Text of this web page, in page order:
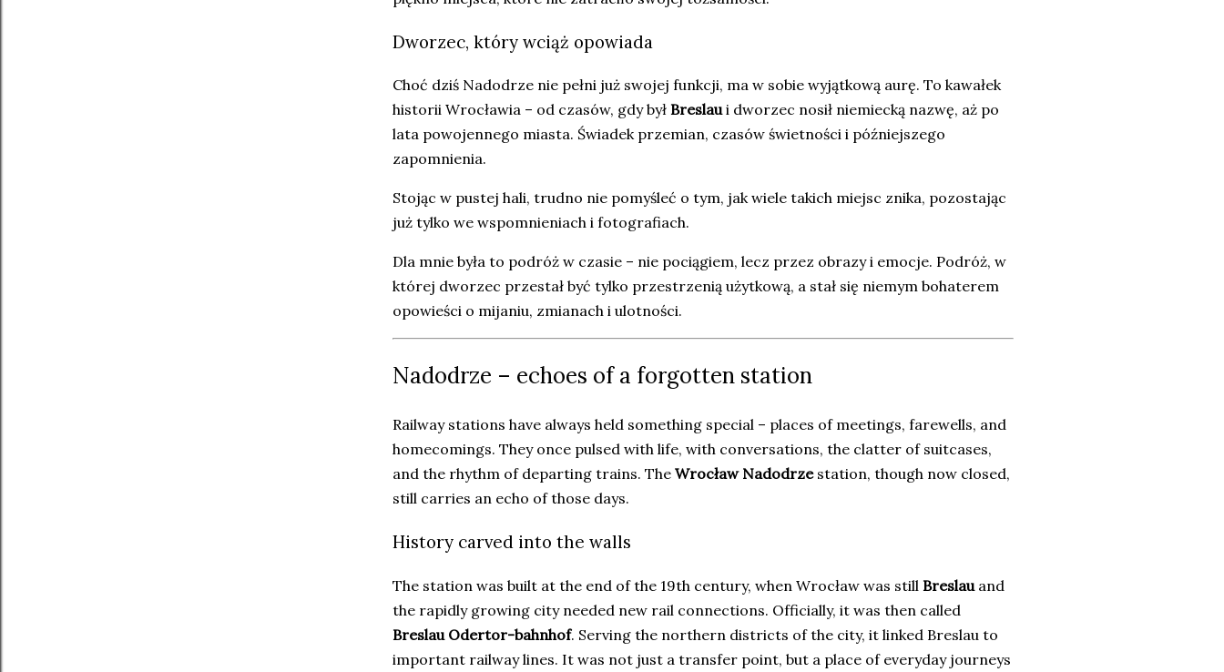
Dworzec, który wciąż opowiada
Choć dziś Nadodrze nie pełni już swojej funkcji, ma w sobie wyjątkową aurę. To kawałek
historii Wrocławia – od czasów, gdy był Breslaui dworzec nosił niemiecką nazwę, aż po
lata powojennego miasta. Świadek przemian, czasów świetności i późniejszego
zapomnienia.
Stojąc w pustej hali, trudno nie pomyśleć o tym, jak wiele takich miejsc znika, pozostając
już tylko we wspomnieniach i fotografiach.
Dla mnie była to podróż w czasie – nie pociągiem, lecz przez obrazy i emocje. Podróż, w
której dworzec przestał być tylko przestrzenią użytkową, a stał się niemym bohaterem
opowieści o mijaniu, zmianach i ulotności.
Nadodrze – echoes of a forgotten station
Railway stations have always held something special – places of meetings, farewells, and
homecomings. They once pulsed with life, with conversations, the clatter of suitcases,
and the rhythm of departing trains. The Wrocław Nadodrzestation, though now closed,
still carries an echo of those days.
History carved into the walls
The station was built at the end of the 19th century, when Wrocław was still Breslau and
the rapidly growing city needed new rail connections. Officially, it was then called
Breslau Odertor-bahnhof. Serving the northern districts of the city, it linked Breslau to
important railway lines. It was not just a transfer point, but a place of everyday journeys